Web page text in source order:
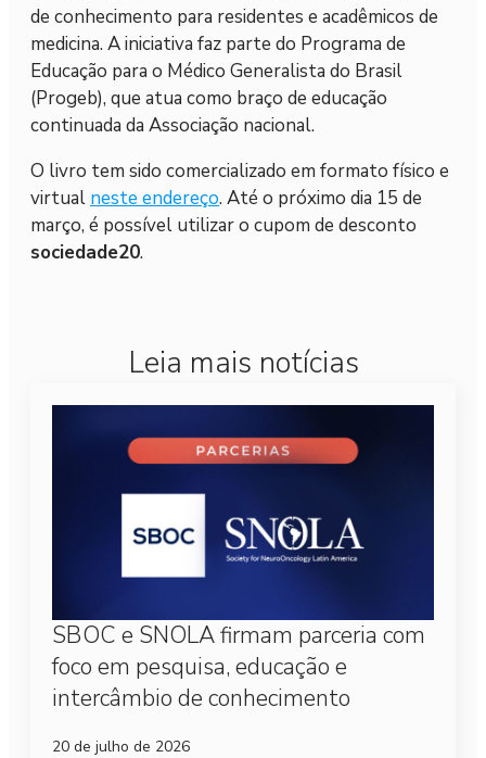
de conhecimento para residentes e acadêmicos de
medicina. A iniciativa faz parte do Programa de
Educação para o Médico Generalista do Brasil
(Progeb), que atua como braço de educação
continuada da Associação nacional.
O livro tem sido comercializado em formato físico e
virtual neste endereço. Até o próximo dia 15 de
março, é possível utilizar o cupom de desconto
sociedade20.
Leia mais notícias
SBOC e SNOLA firmam parceria com
foco em pesquisa, educação e
intercâmbio de conhecimento
20 de julho de 2026